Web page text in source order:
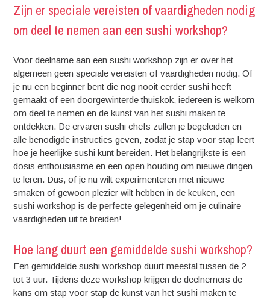
Zijn er speciale vereisten of vaardigheden nodig
om deel te nemen aan een sushi workshop?
Voor deelname aan een sushi workshop zijn er over het
algemeen geen speciale vereisten of vaardigheden nodig. Of
je nu een beginner bent die nog nooit eerder sushi heeft
gemaakt of een doorgewinterde thuiskok, iedereen is welkom
om deel te nemen en de kunst van het sushi maken te
ontdekken. De ervaren sushi chefs zullen je begeleiden en
alle benodigde instructies geven, zodat je stap voor stap leert
hoe je heerlijke sushi kunt bereiden. Het belangrijkste is een
dosis enthousiasme en een open houding om nieuwe dingen
te leren. Dus, of je nu wilt experimenteren met nieuwe
smaken of gewoon plezier wilt hebben in de keuken, een
sushi workshop is de perfecte gelegenheid om je culinaire
vaardigheden uit te breiden!
Hoe lang duurt een gemiddelde sushi workshop?
Een gemiddelde sushi workshop duurt meestal tussen de 2
tot 3 uur. Tijdens deze workshop krijgen de deelnemers de
kans om stap voor stap de kunst van het sushi maken te